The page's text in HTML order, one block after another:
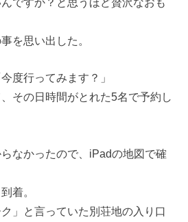
を思い出した。
度行ってみます？」
その日時間がとれた5名で予約し
なかったので、iPadの地図で確
着。
」と言っていた別荘地の入り口